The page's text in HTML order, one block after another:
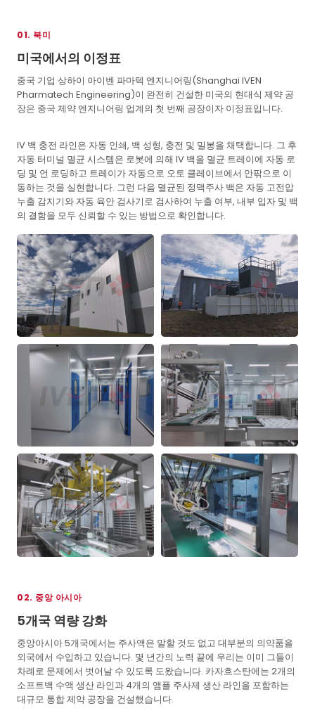
01. 북미
미국에서의 이정표
중국 기업 상하이 아이벤 파마텍 엔지니어링(Shanghai IVEN
Pharmatech Engineering)이 완전히 건설한 미국의 현대식 제약 공
장은 중국 제약 엔지니어링 업계의 첫 번째 공장이자 이정표입니다.
IV 백 충전 라인은 자동 인쇄, 백 성형, 충전 및 밀봉을 채택합니다. 그 후
자동 터미널 멸균 시스템은 로봇에 의해 IV 백을 멸균 트레이에 자동 로
딩 및 언 로딩하고 트레이가 자동으로 오토 클레이브에서 안팎으로 이
동하는 것을 실현합니다. 그런 다음 멸균된 정맥주사 백은 자동 고전압
누출 감지기와 자동 육안 검사기로 검사하여 누출 여부, 내부 입자 및 백
의 결함을 모두 신뢰할 수 있는 방법으로 확인합니다.
02. 중앙 아시아
5개국 역량 강화
중앙아시아 5개국에서는 주사액은 말할 것도 없고 대부분의 의약품을
외국에서 수입하고 있습니다. 몇 년간의 노력 끝에 우리는 이미 그들이
차례로 문제에서 벗어날 수 있도록 도왔습니다. 카자흐스탄에는 2개의
소프트백 수액 생산 라인과 4개의 앰플 주사제 생산 라인을 포함하는
대규모 통합 제약 공장을 건설했습니다.